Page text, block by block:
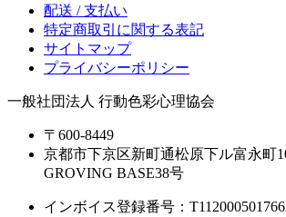
配送 / 支払い
特定商取引に関する表記
サイトマップ
プライバシーポリシー
一般社団法人 行動色彩心理協会
〒600-8449
京都市下京区新町通松原下ル富永町
GROVING BASE38号
インボイス登録番号：